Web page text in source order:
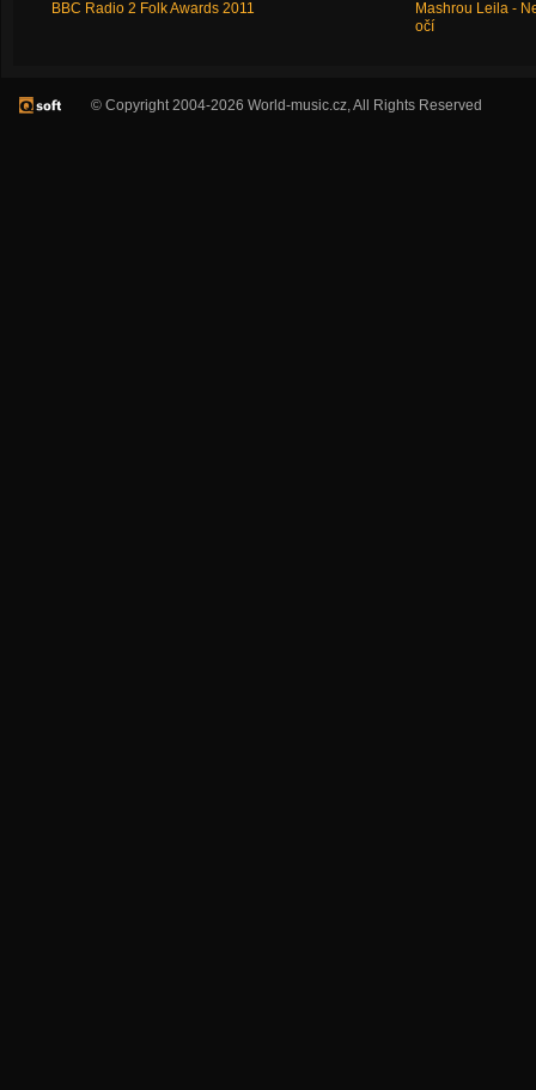
BBC Radio 2 Folk Awards 2011
Mashrou Leila -
očí
© Copyright 2004-2026 World-music.cz, All Rights Reserved